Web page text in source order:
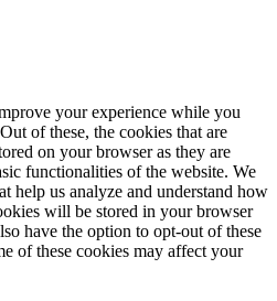
your experience while you
of these, the cookies that are
on your browser as they are
functionalities of the website. We
help us analyze and understand how
will be stored in your browser
have the option to opt-out of these
of these cookies may affect your